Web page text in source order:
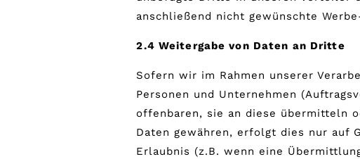
anschließend nicht gewünschte
2.4 Weitergabe von Daten an Dritte
Sofern wir im Rahmen unserer
Personen und Unternehmen
offenbaren, sie an diese übermitteln
Daten gewähren, erfolgt dies nur auf
Erlaubnis (z.B. wenn eine